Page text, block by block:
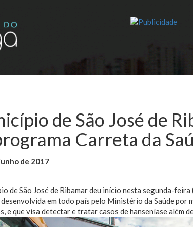
de São José de
Carreta da
de 2017
de São José de Ribamar deu início nesta segunda-
em todo país pelo Ministério da Saúde por
e que visa detectar e tratar casos de hanseníase além